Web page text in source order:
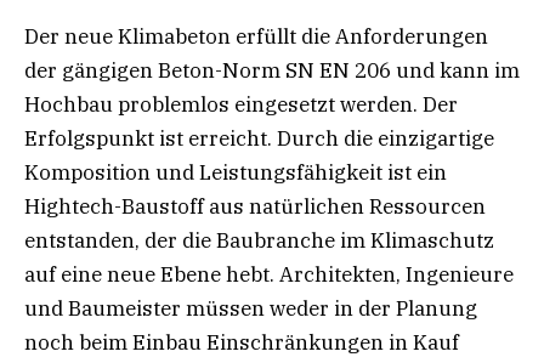
Der neue Klimabeton erfüllt die Anforderungen
der gängigen Beton-Norm SN EN 206 und kann im
Hochbau problemlos eingesetzt werden. Der
Erfolgspunkt ist erreicht. Durch die einzigartige
Komposition und Leistungsfähigkeit ist ein
Hightech-Baustoff aus natürlichen Ressourcen
entstanden, der die Baubranche im Klimaschutz
auf eine neue Ebene hebt. Architekten, Ingenieure
und Baumeister müssen weder in der Planung
noch beim Einbau Einschränkungen in Kauf